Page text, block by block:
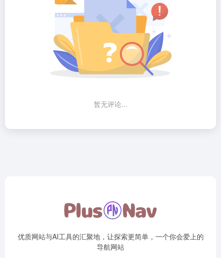
暂无评论...
优质网站与AI工具的汇聚地，让探索更简单，一个你会爱上的
导航网站